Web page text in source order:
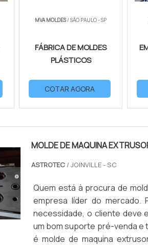
MVA MOLDES/ SÃO PAULO - SP
FÁBRICA DE MOLDES
PLÁSTICOS
COTAR AGORA
MOLDE DE MAQUINA
ASTROTEC / JOINVILLE - SC
Quem está à procura de
empresa líder do mercado.
necessidade, o cliente deve
um bom suporte pré-venda e
é molde de maquina